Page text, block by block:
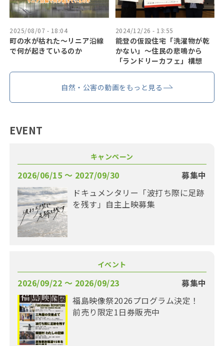
2025/08/07 - 18:04
町の水が枯れた～リニア沿線
で何が起きているのか
2024/12/26 - 13:55
能登の仮設住宅「洗濯物が乾
かない」〜住民の悲鳴から
「ランドリーカフェ」構想
自然・公害の動画をもっと見る
EVENT
キャンペーン
2026/06/15 〜 2027/09/30
募集中
ドキュメンタリー「波打ち際に足跡
を残す」自主上映募集
イベント
2026/09/22 〜 2026/09/23
募集中
福島映像祭2026プログラム決定！
前売り限定1日券販売中